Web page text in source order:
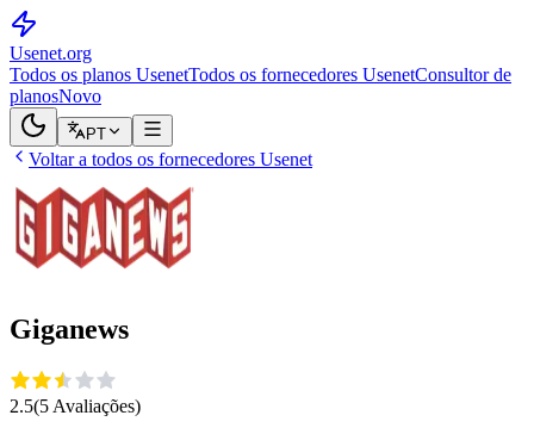
Usenet.org
Todos os planos UsenetTodos os fornecedores UsenetConsultor de
planosNovo
PT
Voltar a todos os fornecedores Usenet
Giganews
2.5(5 Avaliações)